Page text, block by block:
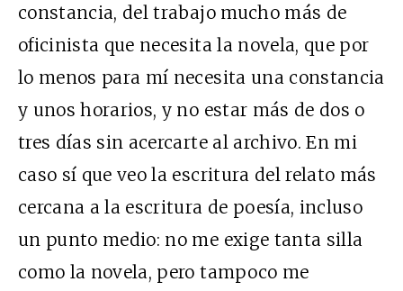
constancia, del trabajo mucho más de
oficinista que necesita la novela, que por
lo menos para mí necesita una constancia
y unos horarios, y no estar más de dos o
tres días sin acercarte al archivo. En mi
caso sí que veo la escritura del relato más
cercana a la escritura de poesía, incluso
un punto medio: no me exige tanta silla
como la novela, pero tampoco me